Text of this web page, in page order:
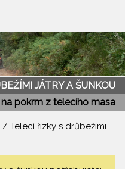
JÁTRY A ŠUNKOU
pokrm z telecího masa
/ Telecí řízky s drůbežími